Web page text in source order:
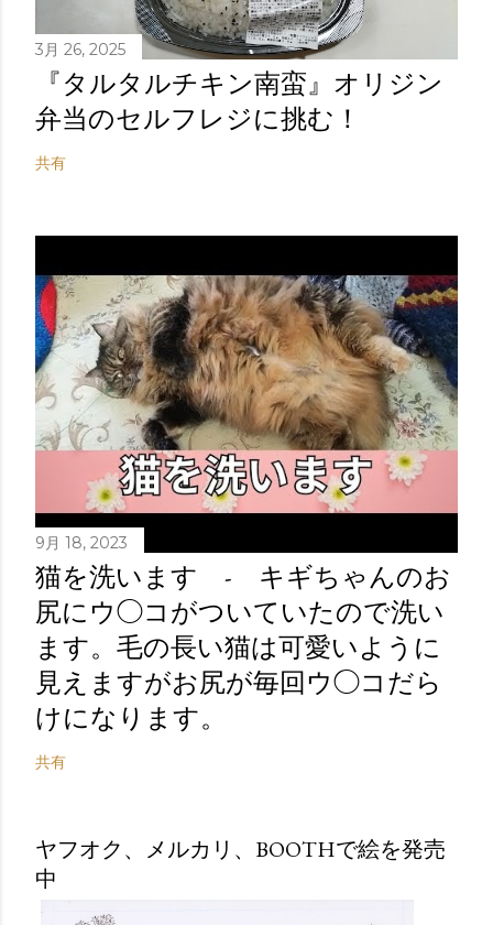
3月 26, 2025
『タルタルチキン南蛮』オリジン
弁当のセルフレジに挑む！
共有
9月 18, 2023
猫を洗います - キギちゃんのお
尻にウ◯コがついていたので洗い
ます。毛の長い猫は可愛いように
見えますがお尻が毎回ウ◯コだら
けになります。
共有
ヤフオク、メルカリ、BOOTHで絵を発売
中